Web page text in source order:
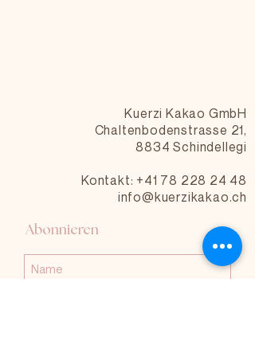
Kuerzi Kakao GmbH
Chaltenbodenstrasse 21,
8834 Schindellegi
Kontakt: +41 78 228 24 48
info@kuerzikakao.ch
Abonnieren